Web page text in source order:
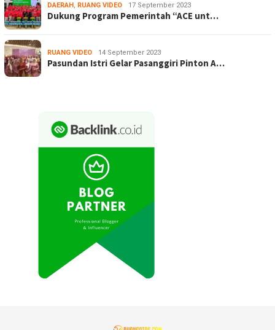
DAERAH , RUANG VIDEO 17 September 2023
Dukung Program Pemerintah “ACE unt…
RUANG VIDEO 14 September 2023
Pasundan Istri Gelar Pasanggiri Pinton A…